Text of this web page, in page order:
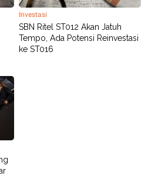
Investasi
SBN Ritel ST012 Akan Jatuh
Tempo, Ada Potensi Reinvestasi
ke ST016